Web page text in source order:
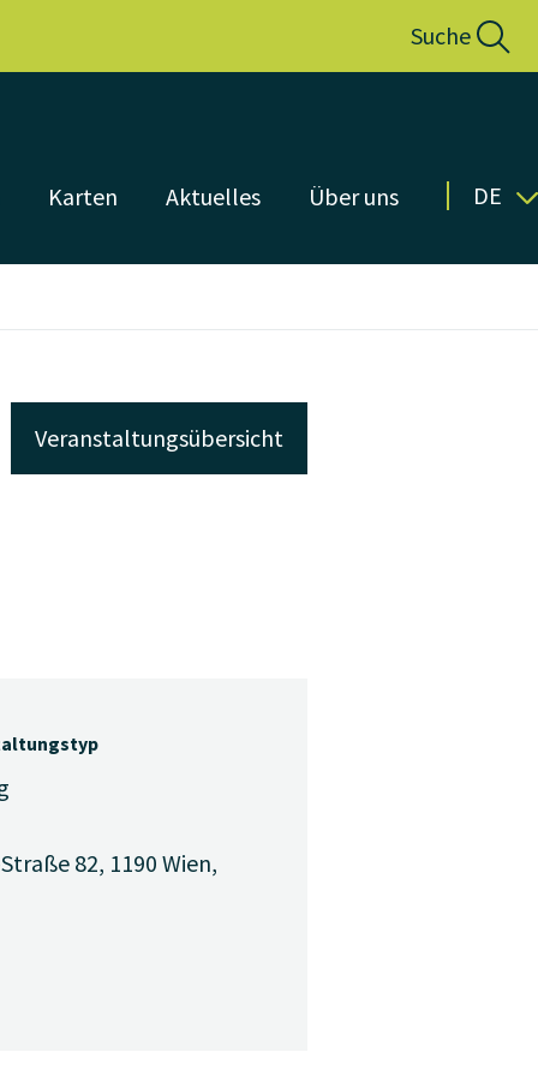
Suche
Karten Aktuelles Über uns DE
Veranstaltungsübersicht
82, 1190 Wien,